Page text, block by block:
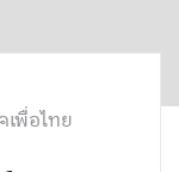
พื่อไทย